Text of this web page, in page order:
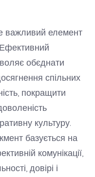
важливий елемент
Ефективний
обєднати
спільних
покращити
культуру.
базується на
комунікації,
довірі і